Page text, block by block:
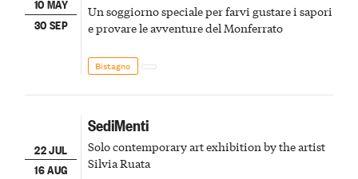
10 MAY
30 SEP
Un soggiorno speciale per farvi gustare i sapori
e provare le avventure del Monferrato
Bistagno
22 JUL
16 AUG
SediMenti
Solo contemporary art exhibition by the artist
Silvia Ruata